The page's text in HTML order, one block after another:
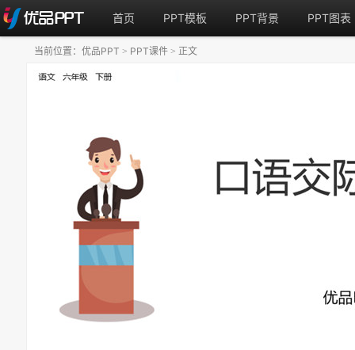
首页 PPT模板 PPT背景 PPT图表
当前位置： 优品PPT > PPT课件 > 正文